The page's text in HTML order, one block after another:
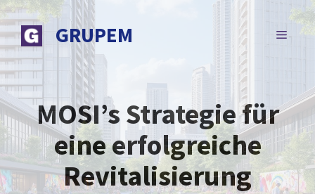
Zum
Inhalt
springen
GRUPEM MENÜ
MOSI’s Strategie für
eine erfolgreiche
Revitalisierung